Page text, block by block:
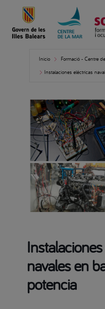
Inicio Formació - Centre
Instalaciones eléctricas
navales en
potencia